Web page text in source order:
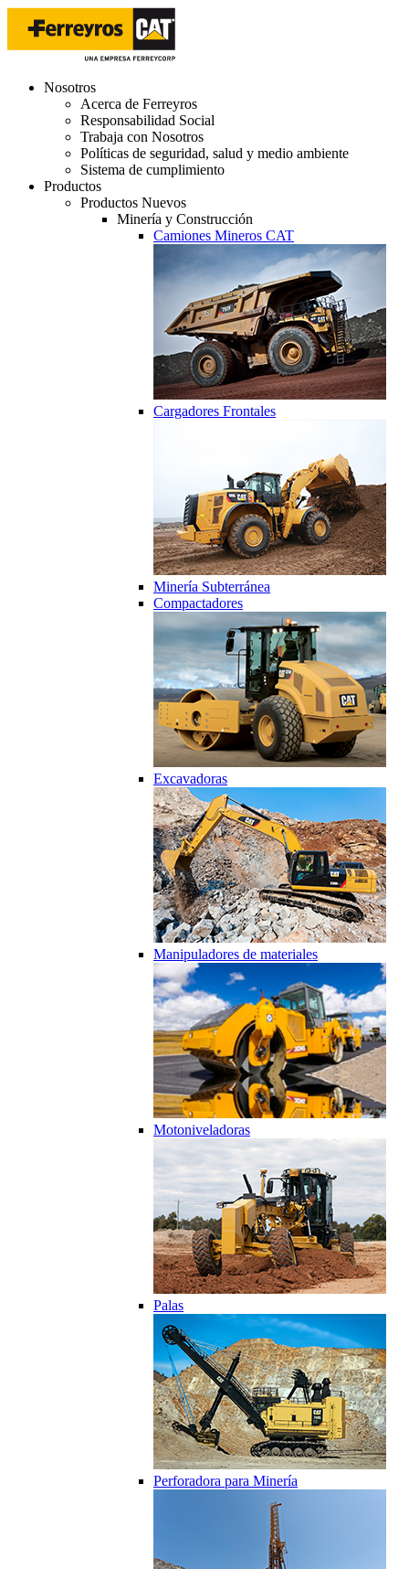
Nosotros
Acerca de Ferreyros
Responsabilidad Social
Trabaja con Nosotros
Políticas de seguridad, salud y medio ambiente
Sistema de cumplimiento
Productos
Productos Nuevos
Minería y Construcción
Camiones Mineros CAT
Cargadores Frontales
Minería Subterránea
Compactadores
Excavadoras
Manipuladores de materiales
Motoniveladoras
Palas
Perforadora para Minería